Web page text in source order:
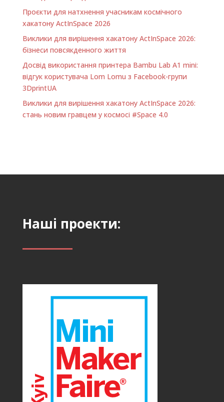
Проєкти для натхнення учасникам космічного
хакатону ActInSpace 2026
Виклики для вирішення хакатону ActInSpace 2026:
бізнеси повсякденного життя
Досвід використання принтера Bambu Lab A1 minі:
відгук користувача Lom Lomu з Facebook-групи
3DprintUA
Виклики для вирішення хакатону ActInSpace 2026:
стань новим гравцем у космосі #Space 4.0
Наші проекти: